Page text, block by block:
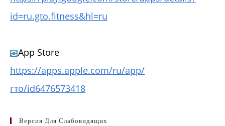
id=ru.gto.fitness&hl=ru
App Store
https://apps.apple.com/ru/app/
гто/id6476573418
Версия Для Слабовидящих